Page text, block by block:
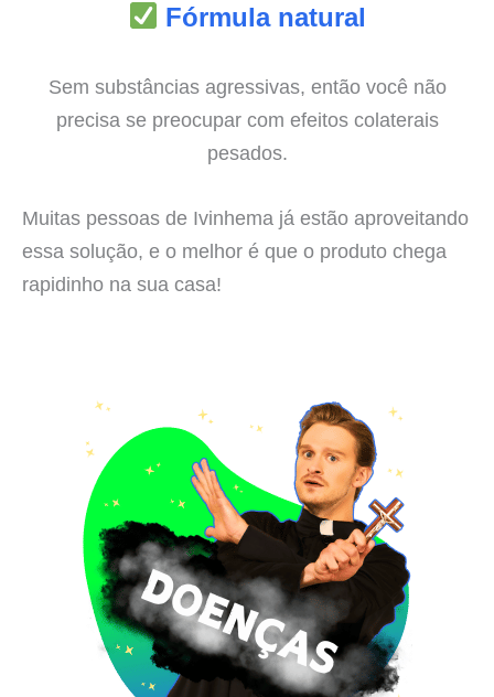
Fórmula natural
Sem substâncias agressivas, então você não
precisa se preocupar com efeitos colaterais
pesados.
Muitas pessoas de Ivinhema já estão aproveitando
essa solução, e o melhor é que o produto chega
rapidinho na sua casa!